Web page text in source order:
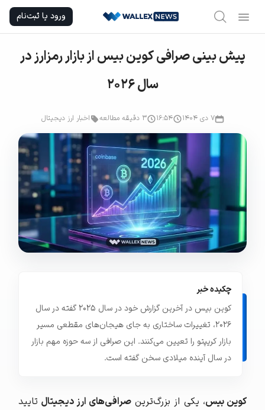
content
ورود یا ثبت‌نام
پیش‌ بینی صرافی کوین‌ بیس از بازار رمزارز در
سال ۲۰۲۶
۷ دی ۱۴۰۴ ۱۶:۵۴ 3 دقیقه مطالعه اخبار ارز دیجیتال
چکیده خبر
کوین بیس در آخرین گزارش خود در سال ۲۰۲۵ گفته در سال
۲۰۲۶، تغییرات ساختاری به جای هیجان‌های مقطعی مسیر
بازار کریپتو را تعیین می‌کنند. این صرافی از سه حوزه مهم بازار
در سال آینده میلادی سخن گفته است.
کوین‌ بیس، یکی از بزرگ‌ترینصرافی‌های ارز دیجیتالتایید